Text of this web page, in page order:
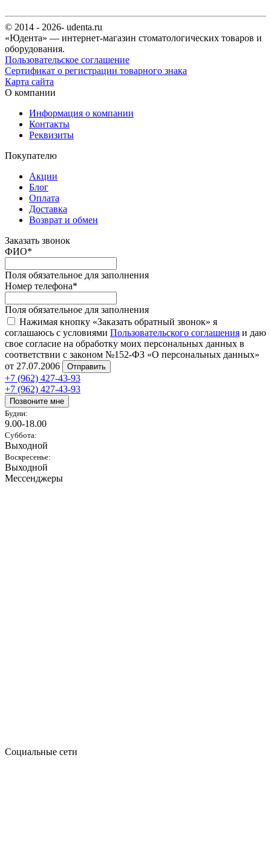
© 2014 - 2026- udenta.ru
«Юдента» — интернет-магазин стоматологических товаров и
оборудования.
Пользовательское соглашение
Сертификат о регистрации товарного знака
Карта сайта
О компании
Информация о компании
Контакты
Реквизиты
Покупателю
Акции
Блог
Оплата
Доставка
Возврат и обмен
Заказать звонок
ФИО*
Поля обязательное для заполнения
Номер телефона*
Поля обязательное для заполнения
Нажимая кнопку «Заказать обратный звонок» я
соглашаюсь с условиями Пользовательского соглашения и даю
свое согласие на обработку моих персональных данных в
соответствии с законом №152-ФЗ «О персональных данных»
от 27.07.2006
Отправить
+7 (962) 427-43-93
+7 (962) 427-43-93
Позвоните мне
Будни:
9.00-18.00
Суббота:
Выходной
Воскресенье:
Выходной
Мессенджеры
Социальные сети